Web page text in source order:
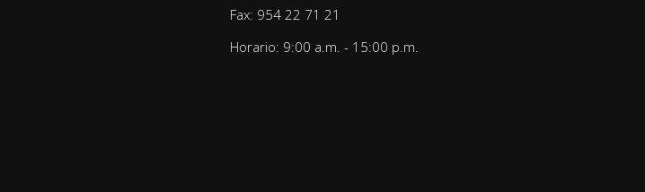
Fax: 954 22 71 21
Horario: 9:00 a.m. - 15:00 p.m.